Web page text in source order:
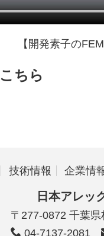
【開発素子の
ちら
技術情報 企業情
日本アレッ
〒277-0872 千葉
04-7137-2081